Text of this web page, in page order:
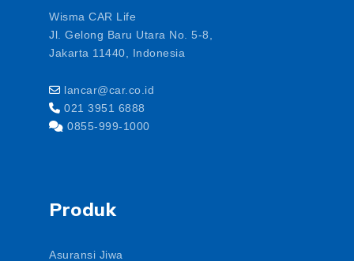
Wisma CAR Life
Jl. Gelong Baru Utara No. 5-8,
Jakarta 11440, Indonesia
lancar@car.co.id
021 3951 6888
0855-999-1000
Produk
Asuransi Jiwa